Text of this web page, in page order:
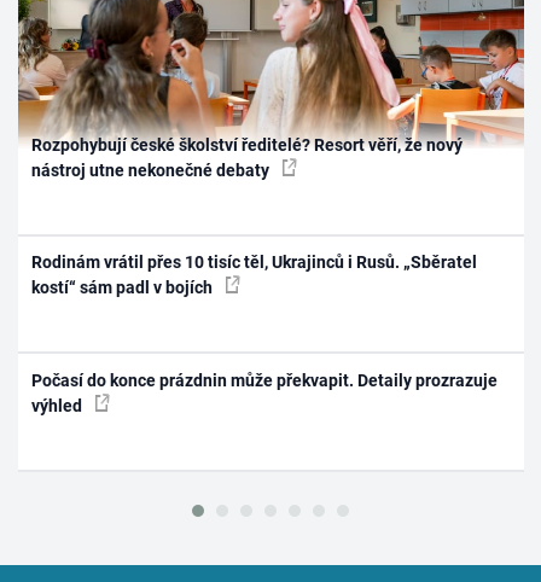
Rozpohybují české školství ředitelé? Resort věří, že nový
nástroj utne nekonečné debaty
Rodinám vrátil přes 10 tisíc těl, Ukrajinců i Rusů. „Sběratel
kostí“ sám padl v bojích
Počasí do konce prázdnin může překvapit. Detaily prozrazuje
výhled